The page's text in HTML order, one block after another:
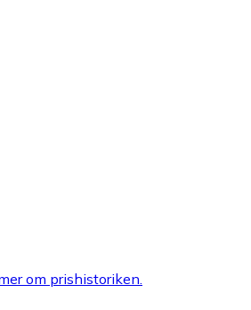
om prishistoriken.